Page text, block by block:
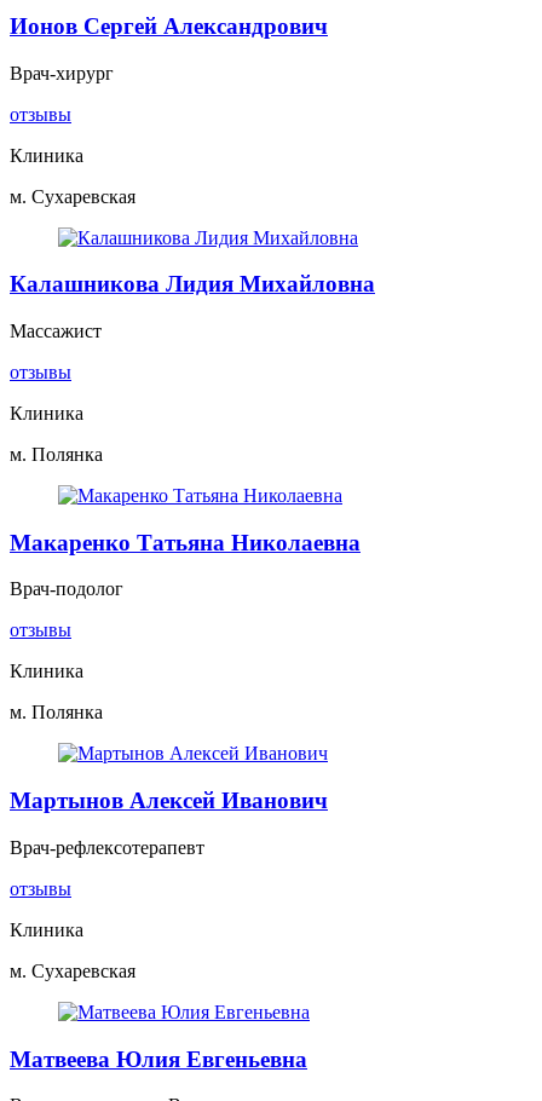
Ионов Сергей Александрович
Врач-хирург
отзывы
Клиника
м. Сухаревская
Калашникова Лидия Михайловна
Массажист
отзывы
Клиника
м. Полянка
Макаренко Татьяна Николаевна
Врач-подолог
отзывы
Клиника
м. Полянка
Мартынов Алексей Иванович
Врач-рефлексотерапевт
отзывы
Клиника
м. Сухаревская
Матвеева Юлия Евгеньевна